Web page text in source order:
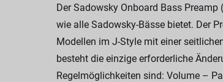
Der Sadowsky Onboard Bass
wie alle Sadowsky-Bässe bietet. Der
Modellen im J-Style mit einer
besteht die einzige erforderliche
Regelmöglichkeiten sind: Volume –